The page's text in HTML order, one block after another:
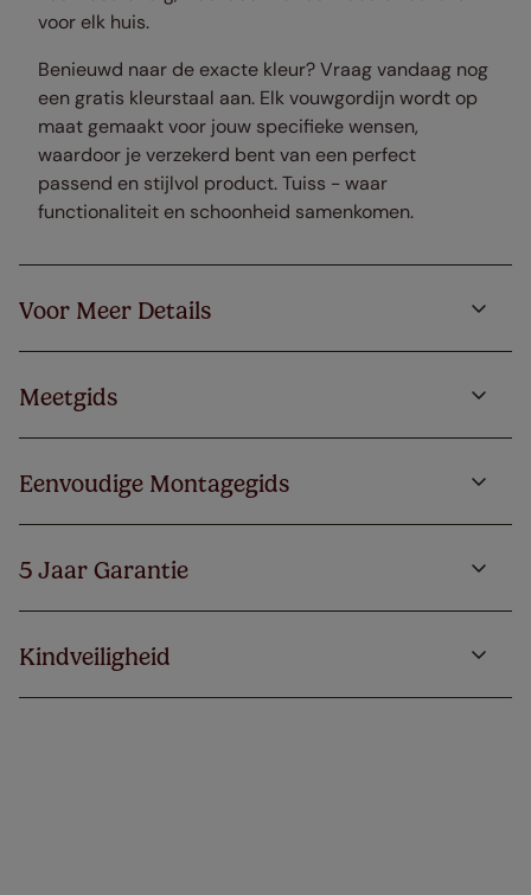
voor elk huis.
Benieuwd naar de exacte kleur? Vraag vandaag nog
een gratis kleurstaal aan. Elk vouwgordijn wordt op
maat gemaakt voor jouw specifieke wensen,
waardoor je verzekerd bent van een perfect
passend en stijlvol product. Tuiss - waar
functionaliteit en schoonheid samenkomen.
Voor Meer Details
Meetgids
Eenvoudige Montagegids
5 Jaar Garantie
Kindveiligheid